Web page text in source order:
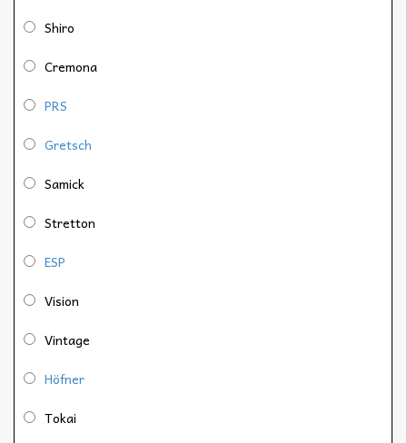
Shiro
Cremona
PRS
Gretsch
Samick
Stretton
ESP
Vision
Vintage
Höfner
Tokai